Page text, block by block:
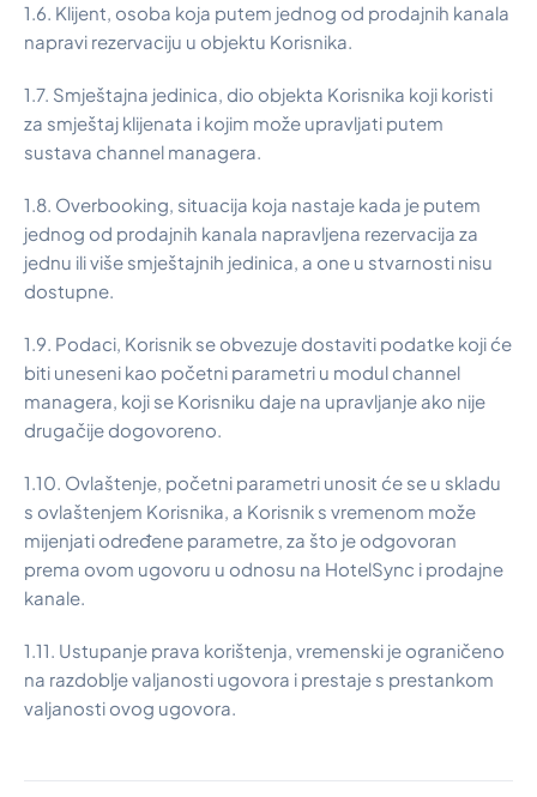
1.6. Klijent, osoba koja putem jednog od prodajnih kanala
napravi rezervaciju u objektu Korisnika.
1.7. Smještajna jedinica, dio objekta Korisnika koji koristi
za smještaj klijenata i kojim može upravljati putem
sustava channel managera.
1.8. Overbooking, situacija koja nastaje kada je putem
jednog od prodajnih kanala napravljena rezervacija za
jednu ili više smještajnih jedinica, a one u stvarnosti nisu
dostupne.
1.9. Podaci, Korisnik se obvezuje dostaviti podatke koji će
biti uneseni kao početni parametri u modul channel
managera, koji se Korisniku daje na upravljanje ako nije
drugačije dogovoreno.
1.10. Ovlaštenje, početni parametri unosit će se u skladu
s ovlaštenjem Korisnika, a Korisnik s vremenom može
mijenjati određene parametre, za što je odgovoran
prema ovom ugovoru u odnosu na HotelSync i prodajne
kanale.
1.11. Ustupanje prava korištenja, vremenski je ograničeno
na razdoblje valjanosti ugovora i prestaje s prestankom
valjanosti ovog ugovora.